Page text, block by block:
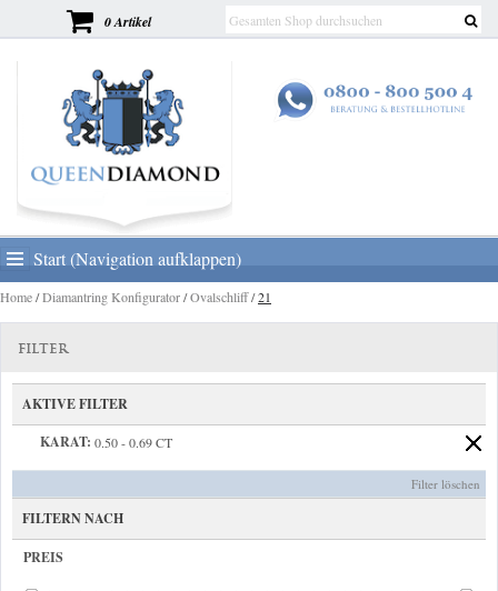
0 Artikel
Start (Navigation aufklappen)
Home/Diamantring Konfigurator/Ovalschliff/21
FILTER
AKTIVE FILTER
KARAT: 0.50 - 0.69 CT
Filter löschen
FILTERN NACH
PREIS